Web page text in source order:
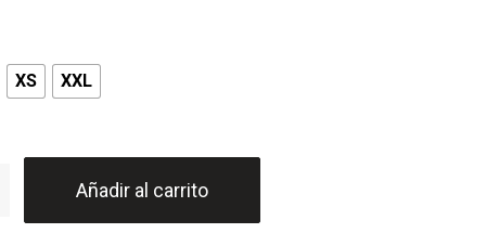
XS XXL
Añadir al carrito